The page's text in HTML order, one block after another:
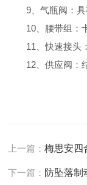
9、气瓶阀：具
10、腰带组：卡
11、快速接头：
12、供应阀：结
上一篇：梅思安四
下一篇： 防坠落制